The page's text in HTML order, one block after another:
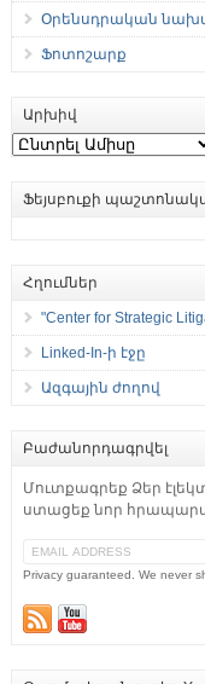
Օրենսդրական
Ֆոտոշարք
Արխիվ
Արխիվ
Ֆեյսբուքի
Հղումներ
"Center for Strategic
Linked-In-ի էջը
Ազգային ժողով
Բաժանորդագրվել
Մուտքագրեք Ձեր
ստացեք նոր
Privacy guaranteed. We never